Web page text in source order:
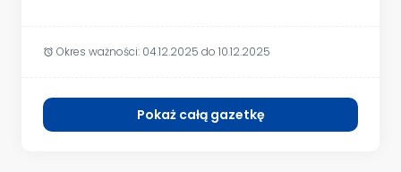
alarm Okres ważności: 04.12.2025 do 10.12.2025
Pokaż całą gazetkę